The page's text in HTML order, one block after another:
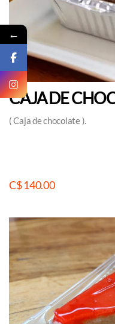
CAJA DE
( Caja de chocolate ).
C$ 140.00
←